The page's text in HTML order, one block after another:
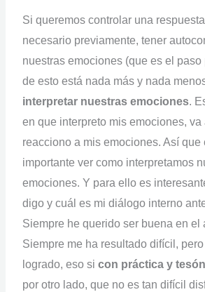
Si queremos controlar una
necesario previamente, tener
nuestras emociones (que es el paso
de esto está nada más y nada
interpretar nuestras emociones.
en que interpreto mis emociones,
reacciono a mis emociones. Así que
importante ver como interpretamos
emociones. Y para ello es
digo y cuál es mi diálogo interno
Siempre he querido ser buena en el
Siempre me ha resultado difícil,
logrado, eso si con práctica y tesón
por otro lado, que no es tan difícil